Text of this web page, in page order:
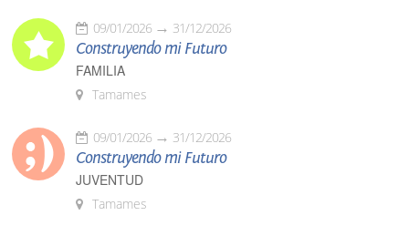
09/01/2026 31/12/2026
Construyendo mi Futuro
FAMILIA
Tamames
09/01/2026 31/12/2026
Construyendo mi Futuro
JUVENTUD
Tamames